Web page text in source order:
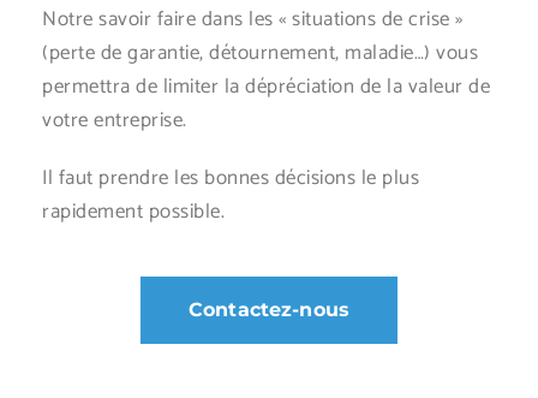
Notre savoir faire dans les « situations de crise »
(perte de garantie, détournement, maladie…) vous
permettra de limiter la dépréciation de la valeur de
votre entreprise.
Il faut prendre les bonnes décisions le plus
rapidement possible.
Contactez-nous